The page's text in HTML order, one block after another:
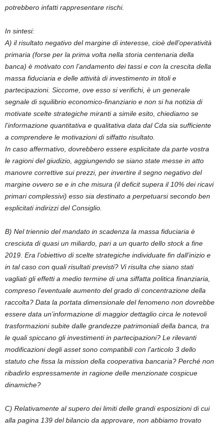
potrebbero infatti rappresentare rischi.
In sintesi:
A) il risultato negativo del margine di interesse, cioè dell’operatività
primaria (forse per la prima volta nella storia centenaria della
banca) è motivato con l’andamento dei tassi e con la crescita della
massa fiduciaria e delle attività di investimento in titoli e
partecipazioni. Siccome, ove esso si verifichi, è un generale
segnale di squilibrio economico-finanziario e non si ha notizia di
motivate scelte strategiche miranti a simile esito, chiediamo se
l’informazione quantitativa e qualitativa data dal Cda sia sufficiente
a comprendere le motivazioni di siffatto risultato.
In caso affermativo, dovrebbero essere esplicitate da parte vostra
le ragioni del giudizio, aggiungendo se siano state messe in atto
manovre correttive sui prezzi, per invertire il segno negativo del
margine ovvero se e in che misura (il deficit supera il 10% dei ricavi
primari complessivi) esso sia destinato a perpetuarsi secondo ben
esplicitati indirizzi del Consiglio.
B) Nel triennio del mandato in scadenza la massa fiduciaria è
cresciuta di quasi un miliardo, pari a un quarto dello stock a fine
2019. Era l’obiettivo di scelte strategiche individuate fin dall’inizio e
in tal caso con quali risultati previsti? Vi risulta che siano stati
vagliati gli effetti a medio termine di una siffatta politica finanziaria,
compreso l’eventuale aumento del grado di concentrazione della
raccolta? Data la portata dimensionale del fenomeno non dovrebbe
essere data un’informazione di maggior dettaglio circa le notevoli
trasformazioni subite dalle grandezze patrimoniali della banca, tra
le quali spiccano gli investimenti in partecipazioni? Le rilevanti
modificazioni degli asset sono compatibili con l’articolo 3 dello
statuto che fissa la mission della cooperativa bancaria? Perché non
ribadirlo espressamente in ragione delle menzionate cospicue
dinamiche?
C) Relativamente al supero dei limiti delle grandi esposizioni di cui
alla pagina 139 del bilancio da approvare, non abbiamo trovato